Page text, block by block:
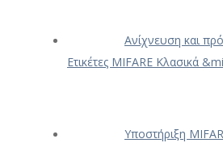
Ανίχνευση και
Ετικέτες MIFARE Κλασικά
Υποστήριξη